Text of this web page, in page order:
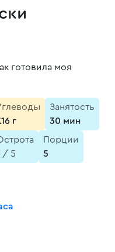
готовила моя
г
Занятость
30 мин
/ 5
Порции
5